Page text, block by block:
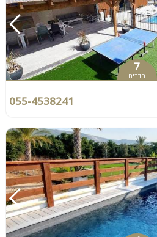
7
חדרים
055-4538241